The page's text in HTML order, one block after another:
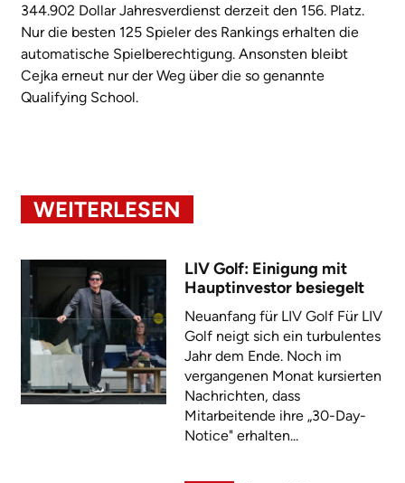
344.902 Dollar Jahresverdienst derzeit den 156. Platz.
Nur die besten 125 Spieler des Rankings erhalten die
automatische Spielberechtigung. Ansonsten bleibt
Cejka erneut nur der Weg über die so genannte
Qualifying School.
WEITERLESEN
LIV Golf: Einigung mit
Hauptinvestor besiegelt
Neuanfang für LIV Golf Für LIV
Golf neigt sich ein turbulentes
Jahr dem Ende. Noch im
vergangenen Monat kursierten
Nachrichten, dass
Mitarbeitende ihre „30-Day-
Notice" erhalten...